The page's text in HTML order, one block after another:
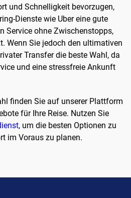
und Schnelligkeit bevorzugen,
Dienste wie Uber eine gute
Service ohne Zwischenstopps,
Wenn Sie jedoch den ultimativen
Transfer die beste Wahl, da
und eine stressfreie Ankunft
finden Sie auf unserer Plattform
für Ihre Reise. Nutzen Sie
, um die besten Optionen zu
im Voraus zu planen.